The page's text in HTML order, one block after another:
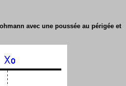
avec une poussée au périgée et